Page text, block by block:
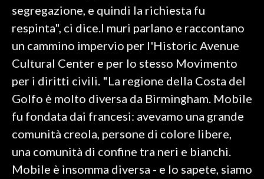
PUBBLICITÀ
SPIAGGE
segregazione, e quindi la richiesta fu
respinta", ci dice.I muri parlano e raccontano
un cammino impervio per l'Historic Avenue
Cultural Center e per lo stesso Movimento
per i diritti civili. "La regione della Costa del
Golfo è molto diversa da Birmingham. Mobile
fu fondata dai francesi: avevamo una grande
comunità creola, persone di colore libere,
una comunità di confine tra neri e bianchi.
Mobile è insomma diversa - e lo sapete, siamo